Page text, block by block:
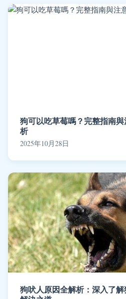
狗可以吃草莓嗎？完整指南
析
2025年10月28日
狗吠人原因全解析：深入了